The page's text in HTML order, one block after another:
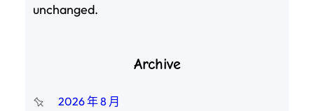
unchanged.
Archive
2026 年 8 月